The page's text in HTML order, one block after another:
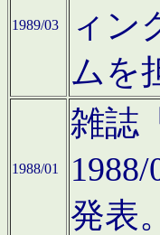
1989/03
ィン
ムを
1988/01
雑誌
発表。